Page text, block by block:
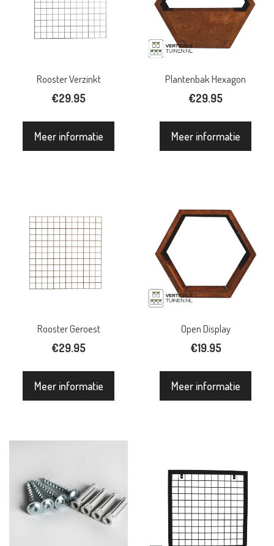
Rooster Verzinkt
€29.95
Meer informatie
Plantenbak Hexagon
€29.95
Meer informatie
Rooster Geroest
€29.95
Meer informatie
Open Display
€19.95
Meer informatie